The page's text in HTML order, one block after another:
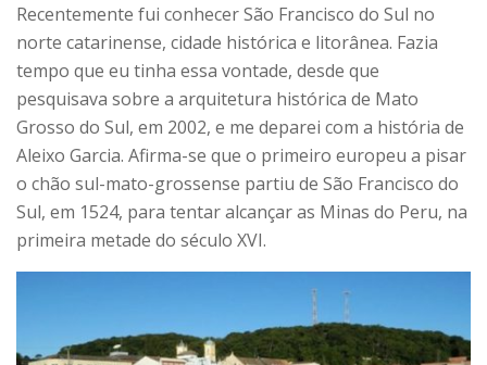
Recentemente fui conhecer São Francisco do Sul no
norte catarinense, cidade histórica e litorânea. Fazia
tempo que eu tinha essa vontade, desde que
pesquisava sobre a arquitetura histórica de Mato
Grosso do Sul, em 2002, e me deparei com a história de
Aleixo Garcia. Afirma-se que o primeiro europeu a pisar
o chão sul-mato-grossense partiu de São Francisco do
Sul, em 1524, para tentar alcançar as Minas do Peru, na
primeira metade do século XVI.